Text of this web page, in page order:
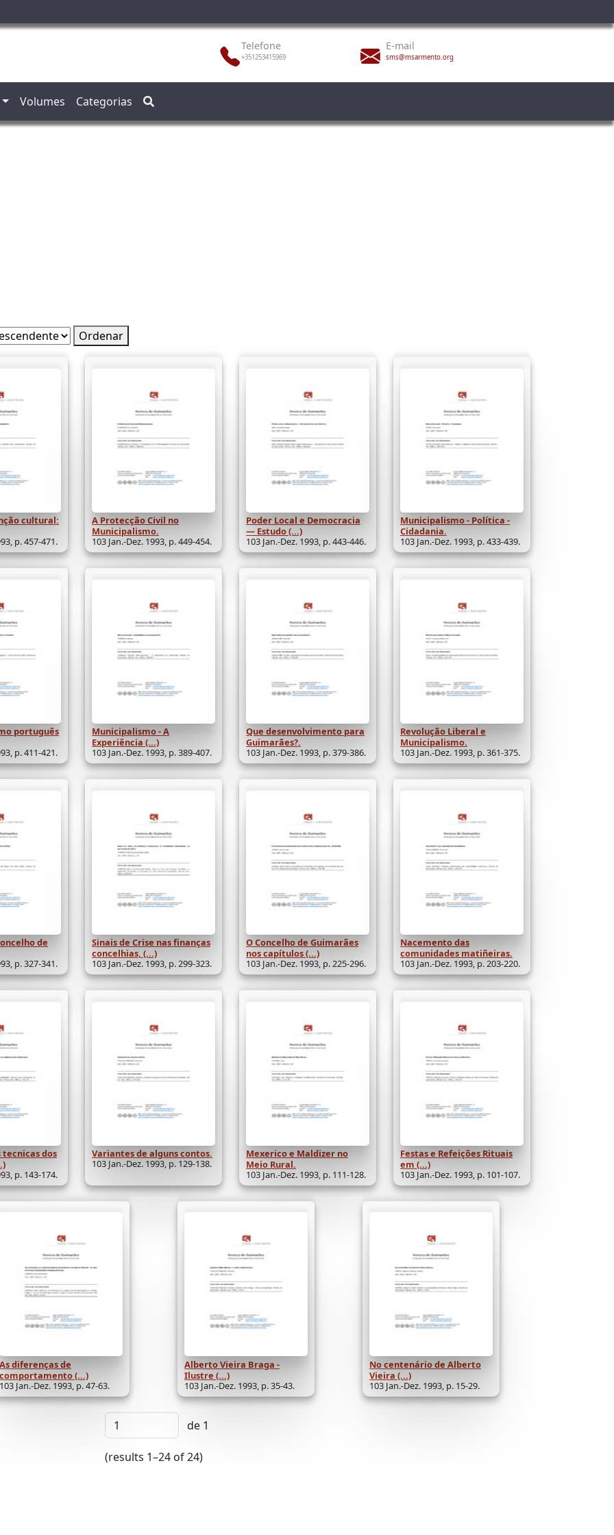
Telefone
+351253415969
E-mail
sms@msarmento.org
Volumes Categorias
Ordenar
cultural:
p. 457-471.
A Protecção Civil no
Municipalismo.
103 Jan.-Dez. 1993, p. 449-454.
Poder Local e Democracia
— Estudo (...)
103 Jan.-Dez. 1993, p. 443-446.
Municipalismo - Política -
Cidadania.
103 Jan.-Dez. 1993, p. 433-439.
português
p. 411-421.
Municipalismo - A
Experiência (...)
103 Jan.-Dez. 1993, p. 389-407.
Que desenvolvimento para
Guimarães?.
103 Jan.-Dez. 1993, p. 379-386.
Revolução Liberal e
Municipalismo.
103 Jan.-Dez. 1993, p. 361-375.
de
p. 327-341.
Sinais de Crise nas finanças
concelhias, (...)
103 Jan.-Dez. 1993, p. 299-323.
O Concelho de Guimarães
nos capítulos (...)
103 Jan.-Dez. 1993, p. 225-296.
Nacemento das
comunidades matiñeiras.
103 Jan.-Dez. 1993, p. 203-220.
tecnicas dos
p. 143-174.
Variantes de alguns contos.
103 Jan.-Dez. 1993, p. 129-138.
Mexerico e Maldizer no
Meio Rural.
103 Jan.-Dez. 1993, p. 111-128.
Festas e Refeições Rituais
em (...)
103 Jan.-Dez. 1993, p. 101-107.
As diferenças de
comportamento (...)
103 Jan.-Dez. 1993, p. 47-63.
Alberto Vieira Braga -
Ilustre (...)
103 Jan.-Dez. 1993, p. 35-43.
No centenário de Alberto
Vieira (...)
103 Jan.-Dez. 1993, p. 15-29.
de 1
(results 1–24 of 24)